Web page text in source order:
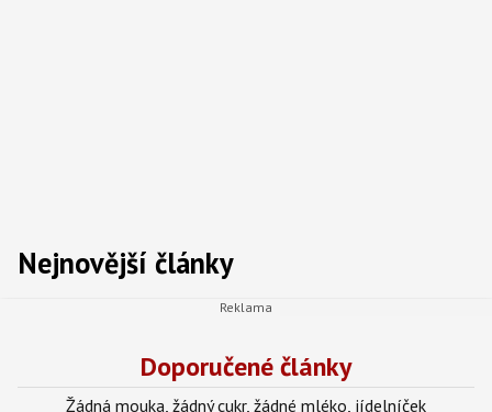
Nejnovější články
Doporučené články
Žádná mouka, žádný cukr, žádné mléko, jídelníček